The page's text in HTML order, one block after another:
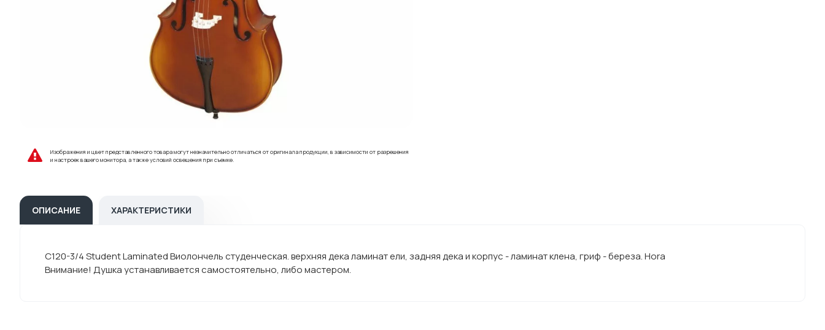
Изображения и цвет представленного товара могут незначительно отличаться от оригинала продукции, в зависимости от разрешения
и настроек вашего монитора, а также условий освещения при съемке.
ОПИСАНИЕ ХАРАКТЕРИСТИКИ
C120-3/4 Student Laminated Виолончель студенческая. верхняя дека ламинат ели, задняя дека и корпус - ламинат клена, гриф - береза. Hora
Внимание! Душка устанавливается самостоятельно, либо мастером.